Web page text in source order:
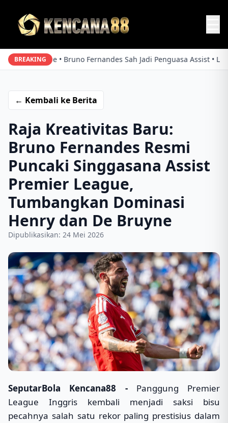
BREAKING
• Bruno Fernandes Sah Jadi Penguasa Assist • Lampaui
← Kembali ke Berita
Raja Kreativitas Baru:
Bruno Fernandes Resmi
Puncaki Singgasana Assist
Premier League,
Tumbangkan Dominasi
Henry dan De Bruyne
Dipublikasikan: 24 Mei 2026
SeputarBola Kencana88 -Panggung Premier
League Inggris kembali menjadi saksi bisu
pecahnya salah satu rekor paling prestisius dalam